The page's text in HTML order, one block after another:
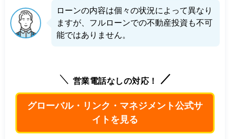
ローンの内容は個々の状況によって異なり
ますが、フルローンでの不動産投資も不可
能ではありません。
営業電話なしの対応！
グローバル・リンク・マネジメント公式サ
イトを見る